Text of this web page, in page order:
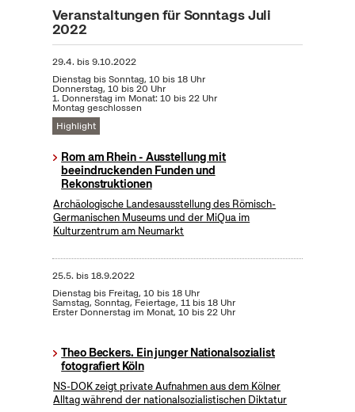
Veranstaltungen für Sonntags Juli
2022
29.4. bis9.10.2022
Dienstag bis Sonntag, 10 bis 18 Uhr
Donnerstag, 10 bis 20 Uhr
1. Donnerstag im Monat: 10 bis 22 Uhr
Montag geschlossen
Highlight
Rom am Rhein - Ausstellung mit
beeindruckenden Funden und
Rekonstruktionen
Archäologische Landesausstellung des Römisch-
Germanischen Museums und der MiQua im
Kulturzentrum am Neumarkt
25.5. bis18.9.2022
Dienstag bis Freitag, 10 bis 18 Uhr
Samstag, Sonntag, Feiertage, 11 bis 18 Uhr
Erster Donnerstag im Monat, 10 bis 22 Uhr
Theo Beckers. Ein junger Nationalsozialist
fotografiert Köln
NS-DOK zeigt private Aufnahmen aus dem Kölner
Alltag während der nationalsozialistischen Diktatur